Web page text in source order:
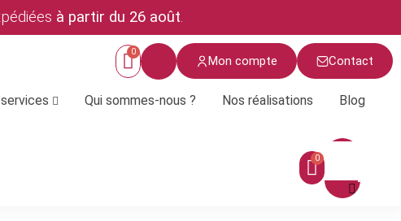
à partir du 26 août.
Mon compte Contact
Qui sommes-nous ? Nos réalisations Blog
Menu